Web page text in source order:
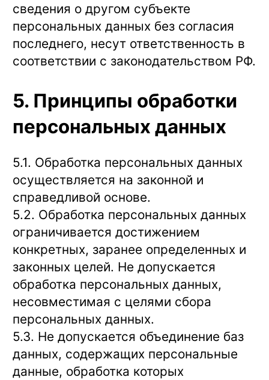
сведения о другом субъекте
персональных данных без согласия
последнего, несут ответственность в
соответствии с законодательством РФ.
5. Принципы обработки
персональных данных
5.1. Обработка персональных данных
осуществляется на законной и
справедливой основе.
5.2. Обработка персональных данных
ограничивается достижением
конкретных, заранее определенных и
законных целей. Не допускается
обработка персональных данных,
несовместимая с целями сбора
персональных данных.
5.3. Не допускается объединение баз
данных, содержащих персональные
данные, обработка которых